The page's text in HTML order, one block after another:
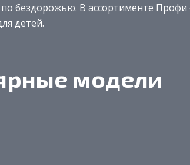
бездорожью. В ассортименте Профи
детей.
модели